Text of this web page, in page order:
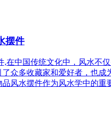
摆件
,在中国传统文化中，风水不
众多收藏家和爱好者，也
风水摆件作为风水学中的